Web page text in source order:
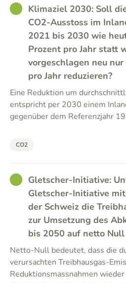
GOODKlimaziel 2030: Soll
CO2-Ausstoss im
2021 bis 2030 wie
Prozent pro Jahr statt
vorgeschlagen neu
pro Jahr reduzieren?
Eine Reduktion um
entspricht per 2030 einem
gegenüber dem Referenzjahr
CO2
GOODGletscher-Initiative:
Gletscher-Initiative
der Schweiz die
zur Umsetzung des
bis 2050 auf netto Null
Netto-Null bedeutet, dass die
verursachten Treibhausgas-
Reduktionsmassnahmen